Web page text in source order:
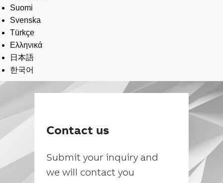
Suomi
Svenska
Türkçe
Ελληνικά
日本語
한국어
Contact us
Submit your inquiry and
we will contact you